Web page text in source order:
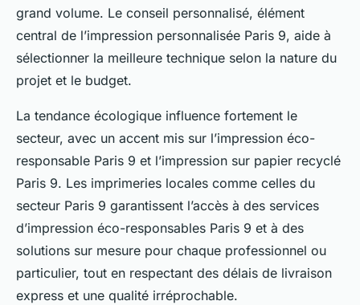
grand volume. Le conseil personnalisé, élément
central de l’impression personnalisée Paris 9, aide à
sélectionner la meilleure technique selon la nature du
projet et le budget.
La tendance écologique influence fortement le
secteur, avec un accent mis sur l’impression éco-
responsable Paris 9 et l’impression sur papier recyclé
Paris 9. Les imprimeries locales comme celles du
secteur Paris 9 garantissent l’accès à des services
d’impression éco-responsables Paris 9 et à des
solutions sur mesure pour chaque professionnel ou
particulier, tout en respectant des délais de livraison
express et une qualité irréprochable.